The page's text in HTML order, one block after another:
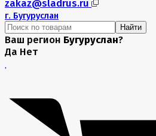
zakaz@sladrus.ru
г. Бугуруслан
Найти
Ваш регион Бугуруслан?
Да Нет